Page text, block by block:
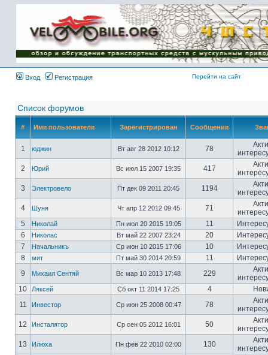
Имя пользователя:
Пароль:
{ LOG_ME_IN_SHORT
}
Вход
Регистрация Перейти на сайт
Список форумов
# Имя пользователя Зарегистрирован Сообщения
1 юджин Вт авг 28 2012 10:12 78
2
Юрий Вс июл 15 2007 19:35 417
3
Электровело Пт дек 09 2011 20:45 1194
4
Шуня Чт апр 12 2012 09:45 71
5
Николай Пн июл 20 2015 19:05 11
6
Николас Вт май 22 2007 23:24 20
7
Начальникъ Ср июн 10 2015 17:06 10
8
мит Пт май 30 2014 20:59 11
9
Михаил Сентяй Вс мар 10 2013 17:48 229
10
Ляксей Сб окт 11 2014 17:25 4
11
Инвестор Ср июн 25 2008 00:47 78
12
Инсталятор Ср сен 05 2012 16:01 50
13
Илюха Пн фев 22 2010 02:00 130